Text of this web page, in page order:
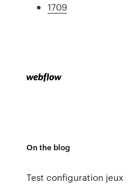
1709
On the blog
Test configuration jeux